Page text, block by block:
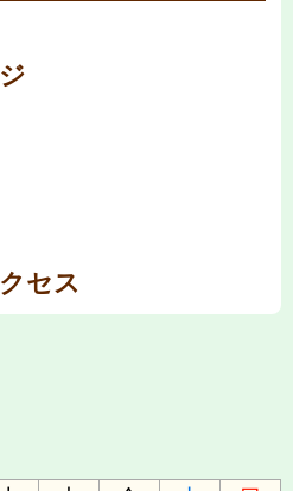
セス